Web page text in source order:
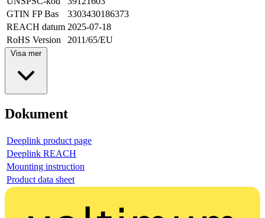
GTIN FP Bas
3303430186373
REACH datum 2025-07-18
RoHS Version
2011/65/EU
Visa mer
Dokument
Deeplink product page
Deeplink REACH
Mounting instruction
Product data sheet